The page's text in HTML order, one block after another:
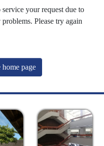
your request due to
Please try again
home page